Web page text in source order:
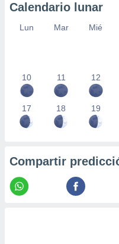
Calendario lunar
Lun Mar Mié
10 11 12
17 18 19
Compartir